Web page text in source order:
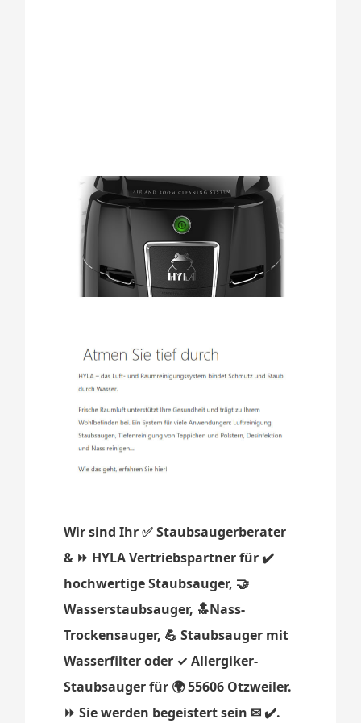
Wir sind Ihr ✅ Staubsaugerberater
& ⏩ HYLA Vertriebspartner für ✔️
hochwertige Staubsauger, 🤝
Wasserstaubsauger, 🔝Nass-
Trockensauger, 💪 Staubsauger mit
Wasserfilter oder ✓ Allergiker-
Staubsauger für 🌍 55606 Otzweiler.
⏩ Sie werden begeistert sein ✉ ✔️.